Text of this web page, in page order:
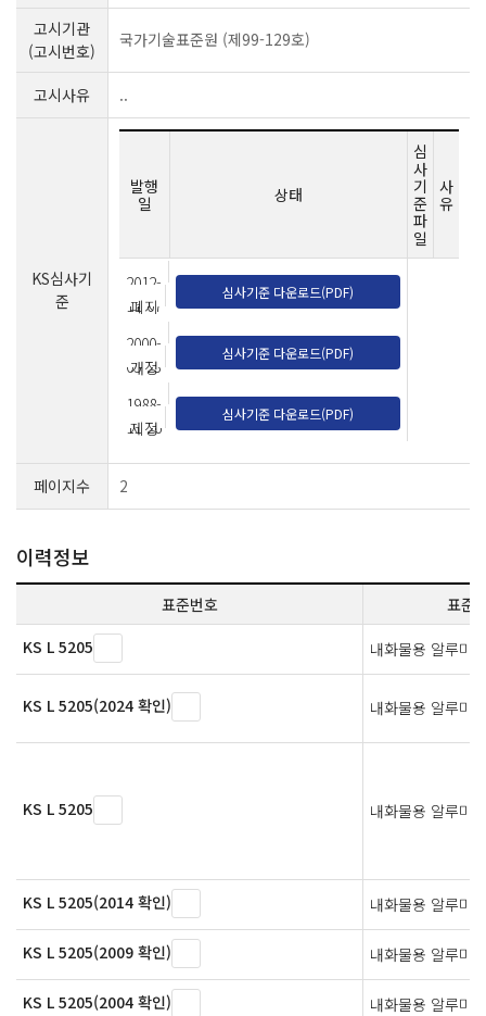
고시기관
(고시번호)
국가기술표준원 (제99-129호)
고시사유 ..
KS심사기
준
발행
일
상태
심
사
기
준
파
일
사
유
2012-
11-07
폐지
심사기준 다운로드(PDF)
2000-
05-23
개정
심사기준 다운로드(PDF)
1988-
11-26
제정
심사기준 다운로드(PDF)
페이지수 2
이력정보
표준번호
표준
KS L 5205
내화물용 알루미
KS L 5205(2024 확인) 내화물용 알루미
KS L 5205 내화물용 알루미
KS L 5205(2014 확인) 내화물용 알루미
KS L 5205(2009 확인) 내화물용 알루미
KS L 5205(2004 확인) 내화물용 알루미